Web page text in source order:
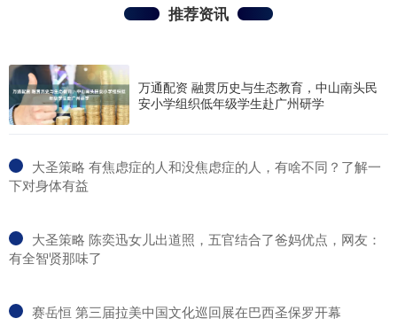
推荐资讯
万通配资 融贯历史与生态教育，中山南头民
安小学组织低年级学生赴广州研学
​大圣策略 有焦虑症的人和没焦虑症的人，有啥不同？了解一
下对身体有益
​大圣策略 陈奕迅女儿出道照，五官结合了爸妈优点，网友：
有全智贤那味了
​赛岳恒 第三届拉美中国文化巡回展在巴西圣保罗开幕